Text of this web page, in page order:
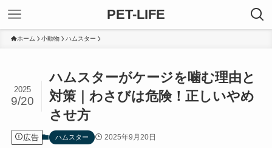
PET-LIFE
ホーム 小動物 ハムスター
ハムスターがケージを噛む理由と
対策｜わさびは危険！正しいやめ
させ方
2025
9/20
広告 ハムスター 2025年9月20日